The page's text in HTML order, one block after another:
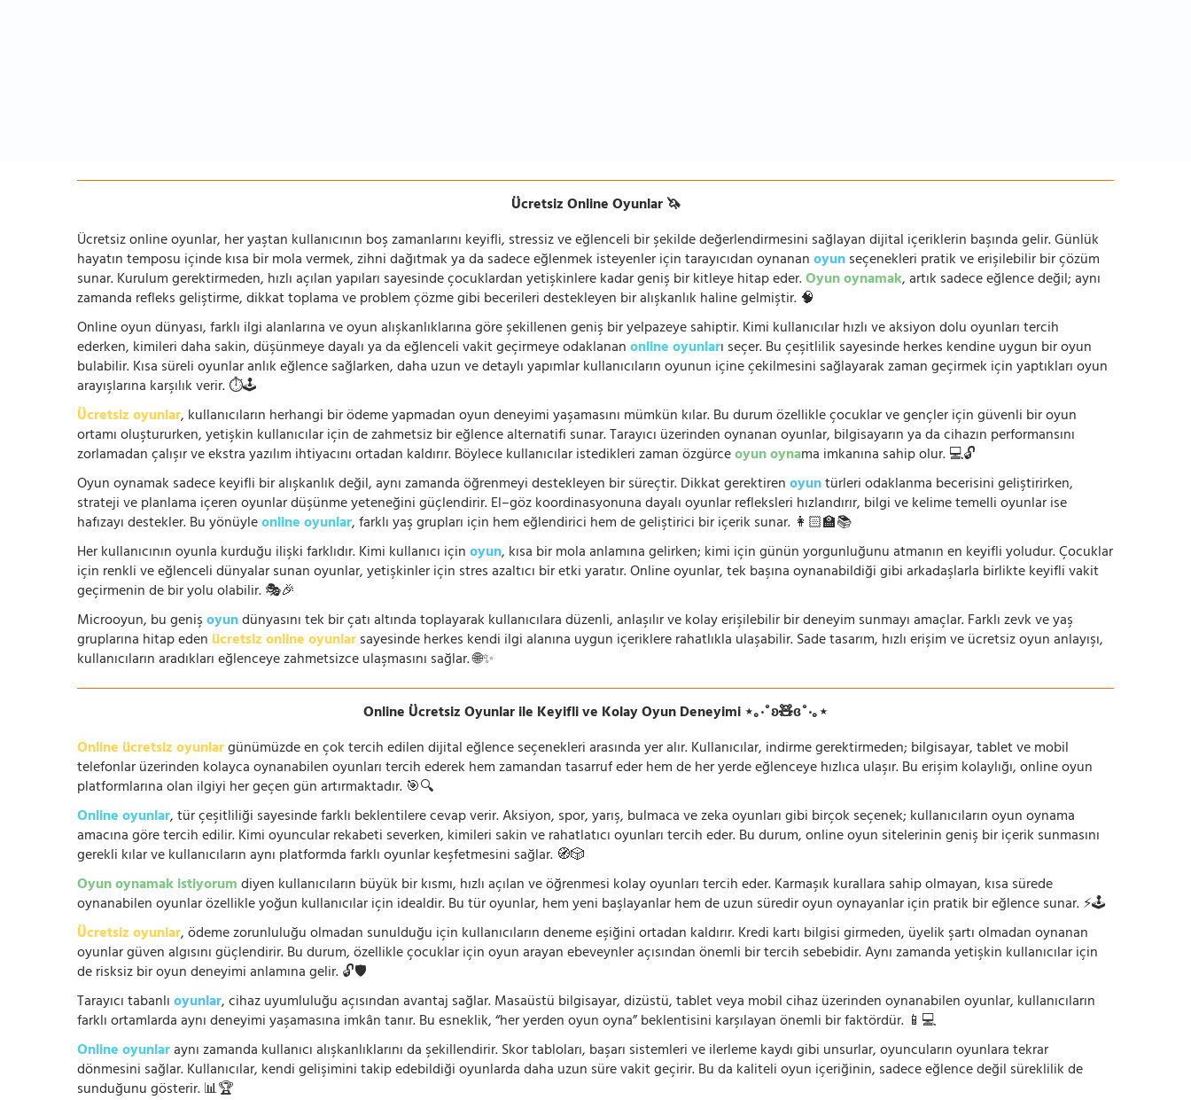
Ücretsiz Online Oyunlar 🦄
Ücretsiz online oyunlar, her yaştan kullanıcının boş zamanlarını keyifli, stressiz ve eğlenceli bir şekilde değerlendirmesini sağlayan dijital içeriklerin başında gelir. Günlük
hayatın temposu içinde kısa bir mola vermek, zihni dağıtmak ya da sadece eğlenmek isteyenler için tarayıcıdan oynananoyunseçenekleri pratik ve erişilebilir bir çözüm
sunar. Kurulum gerektirmeden, hızlı açılan yapıları sayesinde çocuklardan yetişkinlere kadar geniş bir kitleye hitap eder.Oyun oynamak, artık sadece eğlence değil; aynı
zamanda refleks geliştirme, dikkat toplama ve problem çözme gibi becerileri destekleyen bir alışkanlık haline gelmiştir. 🧠
Online oyun dünyası, farklı ilgi alanlarına ve oyun alışkanlıklarına göre şekillenen geniş bir yelpazeye sahiptir. Kimi kullanıcılar hızlı ve aksiyon dolu oyunları tercih
ederken, kimileri daha sakin, düşünmeye dayalı ya da eğlenceli vakit geçirmeye odaklananonline oyunları seçer. Bu çeşitlilik sayesinde herkes kendine uygun bir oyun
bulabilir. Kısa süreli oyunlar anlık eğlence sağlarken, daha uzun ve detaylı yapımlar kullanıcıların oyunun içine çekilmesini sağlayarak zaman geçirmek için yaptıkları oyun
arayışlarına karşılık verir. ⏱️🕹️
Ücretsiz oyunlar, kullanıcıların herhangi bir ödeme yapmadan oyun deneyimi yaşamasını mümkün kılar. Bu durum özellikle çocuklar ve gençler için güvenli bir oyun
ortamı oluştururken, yetişkin kullanıcılar için de zahmetsiz bir eğlence alternatifi sunar. Tarayıcı üzerinden oynanan oyunlar, bilgisayarın ya da cihazın performansını
zorlamadan çalışır ve ekstra yazılım ihtiyacını ortadan kaldırır. Böylece kullanıcılar istedikleri zaman özgürceoyun oynama imkanına sahip olur. 💻🔓
Oyun oynamak sadece keyifli bir alışkanlık değil, aynı zamanda öğrenmeyi destekleyen bir süreçtir. Dikkat gerektirenoyuntürleri odaklanma becerisini geliştirirken,
strateji ve planlama içeren oyunlar düşünme yeteneğini güçlendirir. El–göz koordinasyonuna dayalı oyunlar refleksleri hızlandırır, bilgi ve kelime temelli oyunlar ise
hafızayı destekler. Bu yönüyleonline oyunlar, farklı yaş grupları için hem eğlendirici hem de geliştirici bir içerik sunar. 👩🏻‍🏫📚
Her kullanıcının oyunla kurduğu ilişki farklıdır. Kimi kullanıcı içinoyun, kısa bir mola anlamına gelirken; kimi için günün yorgunluğunu atmanın en keyifli yoludur. Çocuklar
için renkli ve eğlenceli dünyalar sunan oyunlar, yetişkinler için stres azaltıcı bir etki yaratır. Online oyunlar, tek başına oynanabildiği gibi arkadaşlarla birlikte keyifli vakit
geçirmenin de bir yolu olabilir. 🎭🎉
Microoyun, bu genişoyundünyasını tek bir çatı altında toplayarak kullanıcılara düzenli, anlaşılır ve kolay erişilebilir bir deneyim sunmayı amaçlar. Farklı zevk ve yaş
gruplarına hitap eden ücretsiz online oyunlarsayesinde herkes kendi ilgi alanına uygun içeriklere rahatlıkla ulaşabilir. Sade tasarım, hızlı erişim ve ücretsiz oyun anlayışı,
kullanıcıların aradıkları eğlenceye zahmetsizce ulaşmasını sağlar. 🌐✨
Online Ücretsiz Oyunlar ile Keyifli ve Kolay Oyun Deneyimi ⋆｡‧˚ʚ🧸ɞ˚‧｡⋆
Online ücretsiz oyunlargünümüzde en çok tercih edilen dijital eğlence seçenekleri arasında yer alır. Kullanıcılar, indirme gerektirmeden; bilgisayar, tablet ve mobil
telefonlar üzerinden kolayca oynanabilen oyunları tercih ederek hem zamandan tasarruf eder hem de her yerde eğlenceye hızlıca ulaşır. Bu erişim kolaylığı, online oyun
platformlarına olan ilgiyi her geçen gün artırmaktadır. 🎯🔍
Online oyunlar, tür çeşitliliği sayesinde farklı beklentilere cevap verir. Aksiyon, spor, yarış, bulmaca ve zeka oyunları gibi birçok seçenek; kullanıcıların oyun oynama
amacına göre tercih edilir. Kimi oyuncular rekabeti severken, kimileri sakin ve rahatlatıcı oyunları tercih eder. Bu durum, online oyun sitelerinin geniş bir içerik sunmasını
gerekli kılar ve kullanıcıların aynı platformda farklı oyunlar keşfetmesini sağlar. 🧭🎲
Oyun oynamak istiyorumdiyen kullanıcıların büyük bir kısmı, hızlı açılan ve öğrenmesi kolay oyunları tercih eder. Karmaşık kurallara sahip olmayan, kısa sürede
oynanabilen oyunlar özellikle yoğun kullanıcılar için idealdir. Bu tür oyunlar, hem yeni başlayanlar hem de uzun süredir oyun oynayanlar için pratik bir eğlence sunar. ⚡🕹️
Ücretsiz oyunlar, ödeme zorunluluğu olmadan sunulduğu için kullanıcıların deneme eşiğini ortadan kaldırır. Kredi kartı bilgisi girmeden, üyelik şartı olmadan oynanan
oyunlar güven algısını güçlendirir. Bu durum, özellikle çocuklar için oyun arayan ebeveynler açısından önemli bir tercih sebebidir. Aynı zamanda yetişkin kullanıcılar için
de risksiz bir oyun deneyimi anlamına gelir. 🔓🛡️
Tarayıcı tabanlıoyunlar, cihaz uyumluluğu açısından avantaj sağlar. Masaüstü bilgisayar, dizüstü, tablet veya mobil cihaz üzerinden oynanabilen oyunlar, kullanıcıların
farklı ortamlarda aynı deneyimi yaşamasına imkân tanır. Bu esneklik, “her yerden oyun oyna” beklentisini karşılayan önemli bir faktördür. 📱💻
Online oyunlaraynı zamanda kullanıcı alışkanlıklarını da şekillendirir. Skor tabloları, başarı sistemleri ve ilerleme kaydı gibi unsurlar, oyuncuların oyunlara tekrar
dönmesini sağlar. Kullanıcılar, kendi gelişimini takip edebildiği oyunlarda daha uzun süre vakit geçirir. Bu da kaliteli oyun içeriğinin, sadece eğlence değil süreklilik de
sunduğunu gösterir. 📊🏆